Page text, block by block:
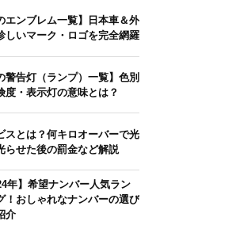
エンブレム一覧】日本車＆外
しいマーク・ロゴを完全網羅
警告灯（ランプ）一覧】色別
度・表示灯の意味とは？
スとは？何キロオーバーで光
らせた後の罰金など解説
年】希望ナンバー人気ラン
！おしゃれなナンバーの選び
介